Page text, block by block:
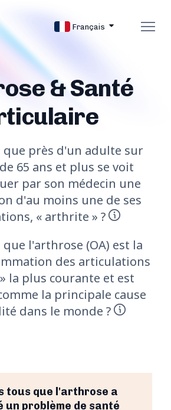
Français
& Santé
que près d'un adulte sur
65 ans et plus se voit
par son médecin une
d'au moins une de ses
« arthrite » ?
que l'arthrose (OA) est la
des articulations
la plus courante et est
la principale cause
dans le monde ?
tous que l'arthrose a
un problème de santé